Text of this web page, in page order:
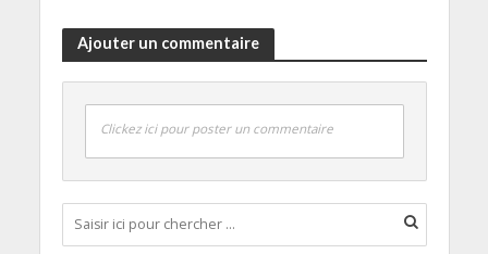
Ajouter un commentaire
Clickez ici pour poster un commentaire